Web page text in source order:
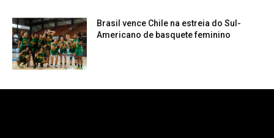
Brasil vence Chile na estreia do Sul-
Americano de basquete feminino